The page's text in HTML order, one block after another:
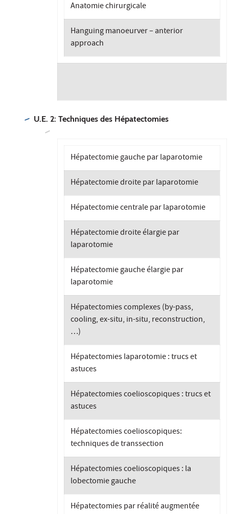
Anatomie chirurgicale
Hanguing manoeurver – anterior
approach
U.E. 2: Techniques des Hépatectomies
Hépatectomie gauche par laparotomie
Hépatectomie droite par laparotomie
Hépatectomie centrale par laparotomie
Hépatectomie droite élargie par
laparotomie
Hépatectomie gauche élargie par
laparotomie
Hépatectomies complexes (by-pass,
cooling, ex-situ, in-situ, reconstruction,
…)
Hépatectomies laparotomie : trucs et
astuces
Hépatectomies coelioscopiques : trucs et
astuces
Hépatectomies coelioscopiques:
techniques de transsection
Hépatectomies coelioscopiques : la
lobectomie gauche
Hépatectomies par réalité augmentée